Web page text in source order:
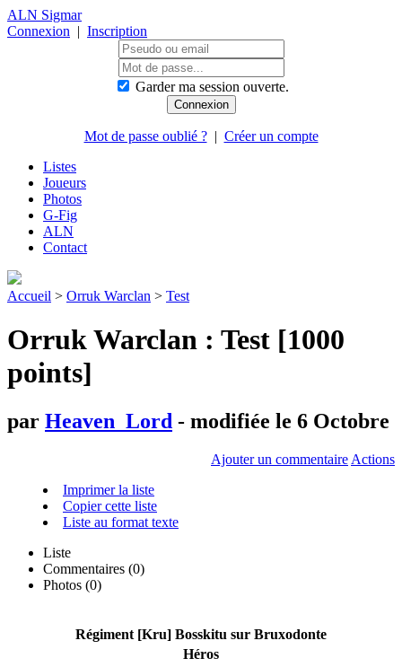
ALN Sigmar
Connexion | Inscription
Garder ma session ouverte.
Mot de passe oublié ?| Créer un compte
Listes
Joueurs
Photos
G-Fig
ALN
Contact
Accueil > Orruk Warclan > Test
Orruk Warclan : Test [1000
points]
par Heaven_Lord - modifiée le 6 Octobre
Ajouter un commentaire Actions
Imprimer la liste
Copier cette liste
Liste au format texte
Liste
Commentaires (0)
Photos (0)
Régiment [Kru] Bosskitu sur Bruxodonte
Héros